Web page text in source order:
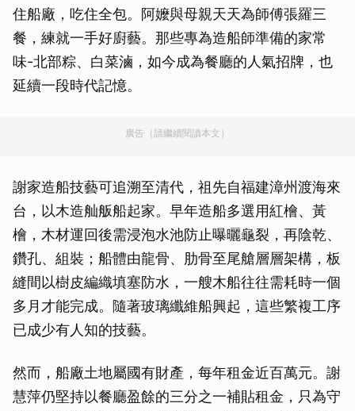
住船廠，吃住全包。阿嬤與母親天天為師傅張羅三
餐，練就一手好廚藝。那些專為造船師準備的家常
味-北部粽、白菜滷，如今成為餐廳的人氣招牌，也
延續一段時代記憶。
廣告（請繼續閱讀本文）
謝家造船技藝可追溯至清代，祖先自福建漳州渡海來
台，以木造舢舨船起家。早年造船多選用紅檜、黃
檜，木材運回後需浸泡水池防止曝曬龜裂，再陰乾、
鑽孔、組裝；船體由龍骨、肋骨至尾艙層層架構，板
縫間以樹皮編織填塞防水，一艘木船往往需耗時一個
多月才能完成。隨著玻璃纖維船興起，這些繁複工序
已成少有人知的技藝。
然而，船廠土地屬國有財產，每年租金近百萬元。謝
慧萍仍堅持以餐廳盈餘的三分之一補貼租金，只為守